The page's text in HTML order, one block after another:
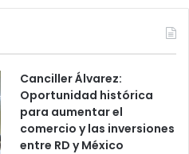
Canciller Álvarez:
Oportunidad histórica
para aumentar el
comercio y las inversiones
entre RD y México